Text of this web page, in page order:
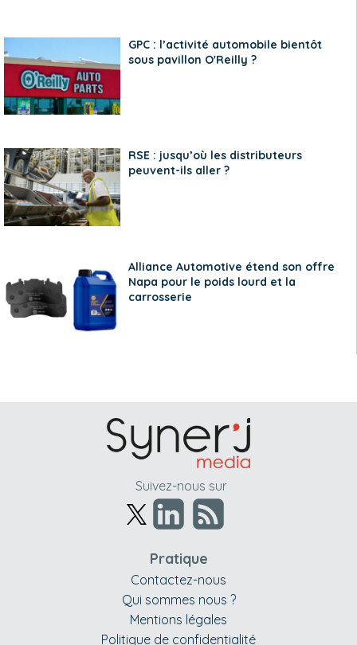
GPC : l’activité automobile bientôt
sous pavillon O'Reilly ?
RSE : jusqu’où les distributeurs
peuvent-ils aller ?
Alliance Automotive étend son offre
Napa pour le poids lourd et la
carrosserie
Suivez-nous sur
Pratique
Contactez-nous
Qui sommes nous ?
Mentions légales
Politique de confidentialité